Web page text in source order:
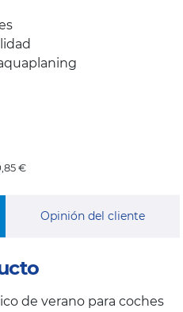
€
Opinión del cliente
de verano para coches